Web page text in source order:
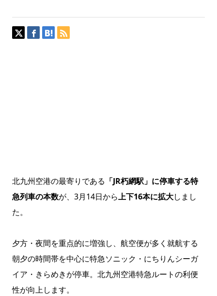
北九州空港の最寄りである 「JR朽網駅」に停車する特
急列車の本数が、3月14日から上下16本に拡大しまし
た。
夕方・夜間を重点的に増強し、航空便が多く就航する
朝夕の時間帯を中心に特急ソニック・にちりんシーガ
イア・きらめきが停車。北九州空港特急ルートの利便
性が向上します。